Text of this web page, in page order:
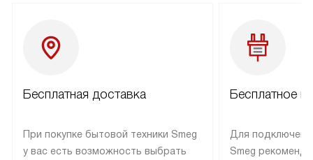
Бесплатная доставка
При покупке бытовой техники Smeg
у вас есть возможность выбрать
Бесплатное
Для
Smeg